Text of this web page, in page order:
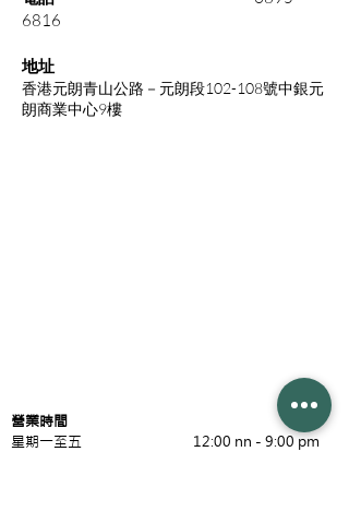
6816
地址
香港元朗青山公路－元朗段102-108號中銀元
朗商業中心9樓
營業時間
星期一至五 12:00 nn - 9:00 pm